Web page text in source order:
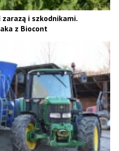
i szkodnikami.
z Biocont